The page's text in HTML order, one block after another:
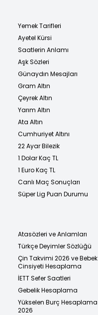
Yemek Tarifleri
Ayetel Kürsi
Saatlerin Anlamı
Aşk Sözleri
Günaydın Mesajları
Gram Altın
Çeyrek Altın
Yarım Altın
Ata Altın
Cumhuriyet Altını
22 Ayar Bilezik
1 Dolar Kaç TL
1 Euro Kaç TL
Canlı Maç Sonuçları
Süper Lig Puan Durumu
Atasözleri ve Anlamları
Türkçe Deyimler Sözlüğü
Çin Takvimi 2026 ve Bebek
Cinsiyeti Hesaplama
İETT Sefer Saatleri
Gebelik Hesaplama
Yükselen Burç Hesaplama
2026